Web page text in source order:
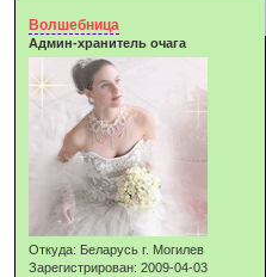
Волшебница
Админ-хранитель очага
Откуда: Беларусь г. Могилев
Зарегистрирован: 2009-04-03